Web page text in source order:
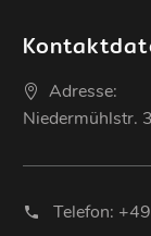
Adresse:
Niedermühlstr.
Telefon: